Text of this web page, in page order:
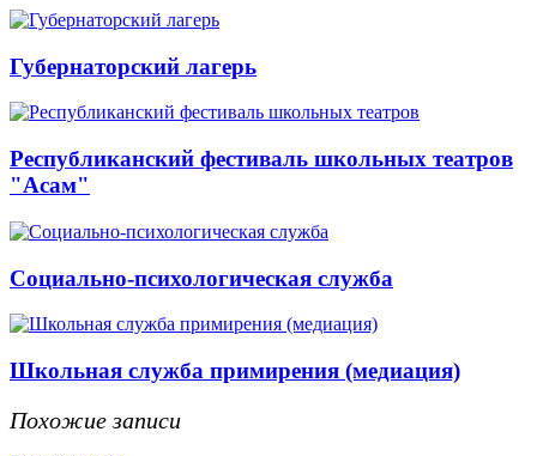
Губернаторский лагерь
Республиканский фестиваль школьных театров
"Асам"
Социально-психологическая служба
Школьная служба примирения (медиация)
Похожие записи